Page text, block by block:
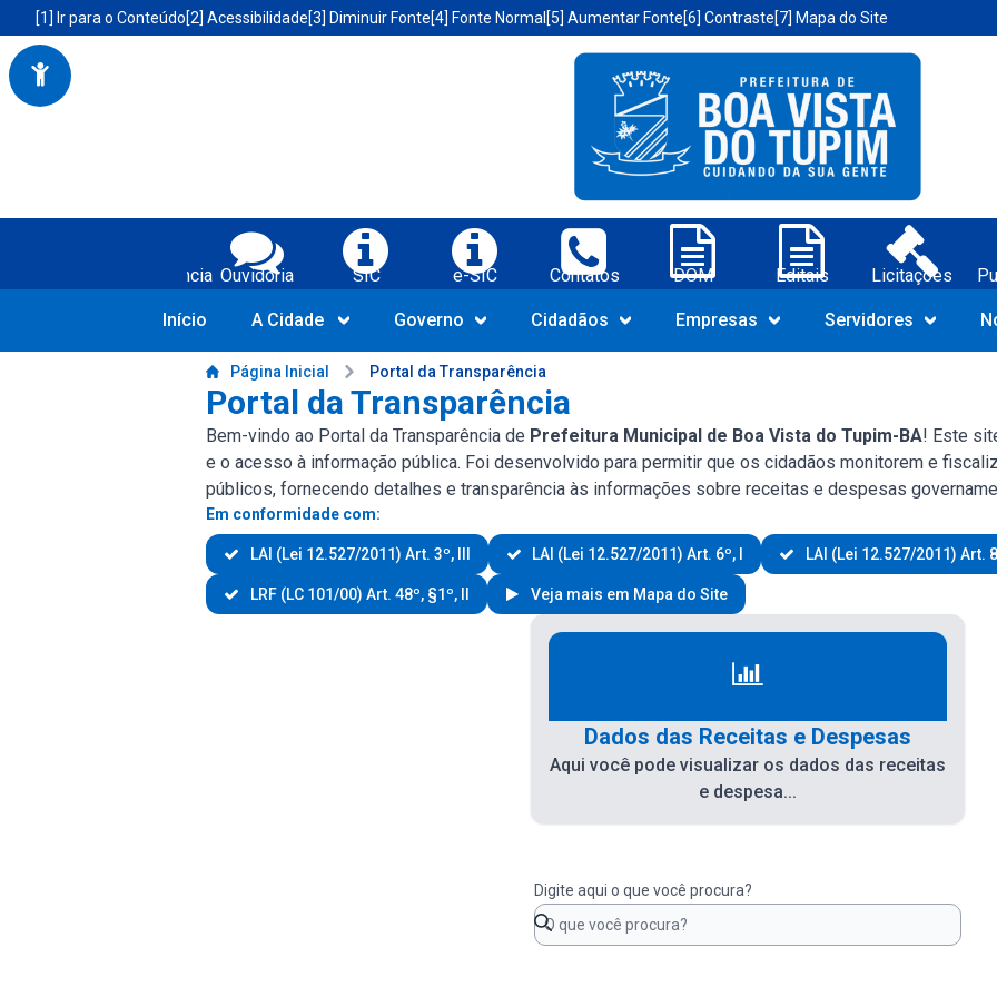
Portal da Prefeitura Municipal de Boa Vista do Tupim-BA
Acessibilidade da Prefeitura de Boa Vista do Tupim-BA
[1] Ir para o Conteúdo[2] Acessibilidade[3] Diminuir Fonte[4] Fonte Normal [5] Aumentar Fonte[6] Contraste[7] Mapa do Site
Serviços da Prefeitura Municipal de Boa Vista do Tupim-BA;
Transparência Ouvidoria SIC e-SIC Contatos DOM Editais Licitações
Navegue pelo portal da
Início A Cidade Governo Cidadãos Empresas Servidores
Conteúdo da Prefeitura de Boa Vista do Tupim-BA
Página Inicial Portal da Transparência
Portal da Transparência
Bem-vindo ao Portal da Transparência de Prefeitura Municipal de Boa Vista do Tupim-BA! Este
e o acesso à informação pública. Foi desenvolvido para permitir que os cidadãos monitorem e
públicos, fornecendo detalhes e transparência às informações sobre receitas e despesas
Em conformidade com:
LAI (Lei 12.527/2011) Art. 3º, III LAI (Lei 12.527/2011) Art. 6º, I LAI (Lei 12.527/2011) Art.
LRF (LC 101/00) Art. 48º, §1º, II Veja mais em Mapa do Site
Dados das Receitas e Despesas
Aqui você pode visualizar os dados das receitas
e despesa...
Digite aqui o que você procura?